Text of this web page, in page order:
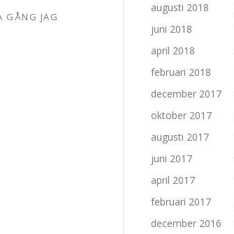
GÅNG JAG
augusti 2018
juni 2018
april 2018
februari 2018
december 2017
oktober 2017
augusti 2017
juni 2017
april 2017
februari 2017
december 2016